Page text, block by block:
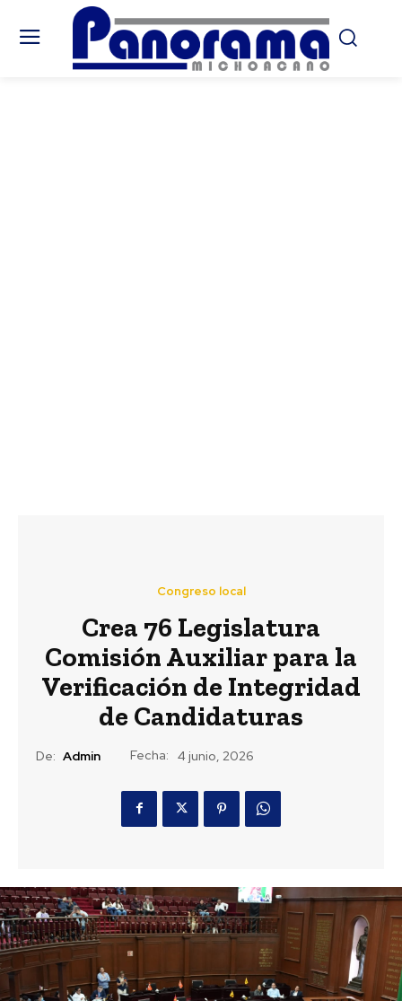
Congreso local
Crea 76 Legislatura
Comisión Auxiliar para la
Verificación de Integridad
de Candidaturas
De: Admin Fecha: 4 junio, 2026